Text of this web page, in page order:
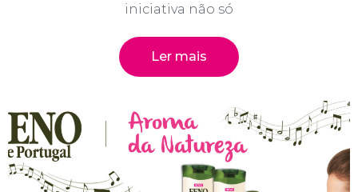
iniciativa não só
Ler mais